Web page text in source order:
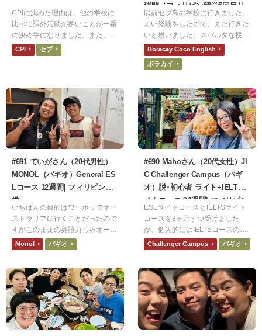
CPIに決めた理由は、他の学校に
比べて課外活動が多いことが一番
の決め手になりました。また、寮
も施設も綺麗で、毎日朝昼晩ご飯
が出るところも魅力に感じまし
イントでした。
CPI セブ
週間（フィリピン留学5回目リ
ピーター）| フィリピン留学
以前セブ島の学校に行きました。
よい経験をしたので、また行きた
いと思いました。スパルタな授業
ではなく、シニア向けコースがあ
り、ゆとりの時間が取れる学校に
しました。
Boracay Coco English
ボラカイ
#691 ていがさん（20代男性）
MONOL（バギオ）General ES
Lコース 12週間| フィリピン留
学
いちばんの目的はワーホリでオー
ストラリアに行くことだったので
すがこのままの英語力じゃオース
トラリアで通用しないなと思った
ので2カ国留学の1カ国目として選
どが日本と違うので合う合わない
があると思いますが行くことをお
すすめしたいです。もし行くので
あれば保険は入っていった方がい
いと思います。
Monol バギオ
#690 Mahoさん（20代女性）JI
C Challenger Campus（バギ
オ）脱･初心者 ライト+IELTSラ
イトコース 24週間| フィリピン
ESLライトコースとIELTSライト
コースを3ヶ月ずつ受けました
が、個人的にはIELTSコースのマ
ンツーマンが楽しかったです。E
SLも楽しかったですが、IELTSの
強出来たのが良かったです。
Challenger Campus バギオ